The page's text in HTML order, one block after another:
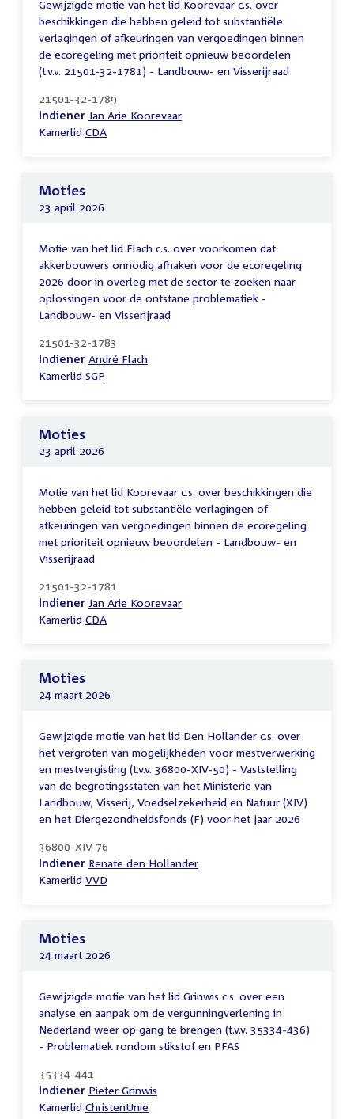
Gewijzigde motie van het lid Koorevaar c.s. over
beschikkingen die hebben geleid tot substantiële
verlagingen of afkeuringen van vergoedingen binnen
de ecoregeling met prioriteit opnieuw beoordelen
(t.v.v. 21501-32-1781) - Landbouw- en Visserijraad
21501-32-1789
Indiener Jan Arie Koorevaar
Kamerlid CDA
Moties
23 april 2026
Motie van het lid Flach c.s. over voorkomen dat
akkerbouwers onnodig afhaken voor de ecoregeling
2026 door in overleg met de sector te zoeken naar
oplossingen voor de ontstane problematiek -
Landbouw- en Visserijraad
21501-32-1783
Indiener André Flach
Kamerlid SGP
Moties
23 april 2026
Motie van het lid Koorevaar c.s. over beschikkingen die
hebben geleid tot substantiële verlagingen of
afkeuringen van vergoedingen binnen de ecoregeling
met prioriteit opnieuw beoordelen - Landbouw- en
Visserijraad
21501-32-1781
Indiener Jan Arie Koorevaar
Kamerlid CDA
Moties
24 maart 2026
Gewijzigde motie van het lid Den Hollander c.s. over
het vergroten van mogelijkheden voor mestverwerking
en mestvergisting (t.v.v. 36800-XIV-50) - Vaststelling
van de begrotingsstaten van het Ministerie van
Landbouw, Visserij, Voedselzekerheid en Natuur (XIV)
en het Diergezondheidsfonds (F) voor het jaar 2026
36800-XIV-76
Indiener Renate den Hollander
Kamerlid VVD
Moties
24 maart 2026
Gewijzigde motie van het lid Grinwis c.s. over een
analyse en aanpak om de vergunningverlening in
Nederland weer op gang te brengen (t.v.v. 35334-436)
- Problematiek rondom stikstof en PFAS
35334-441
Indiener Pieter Grinwis
Kamerlid ChristenUnie